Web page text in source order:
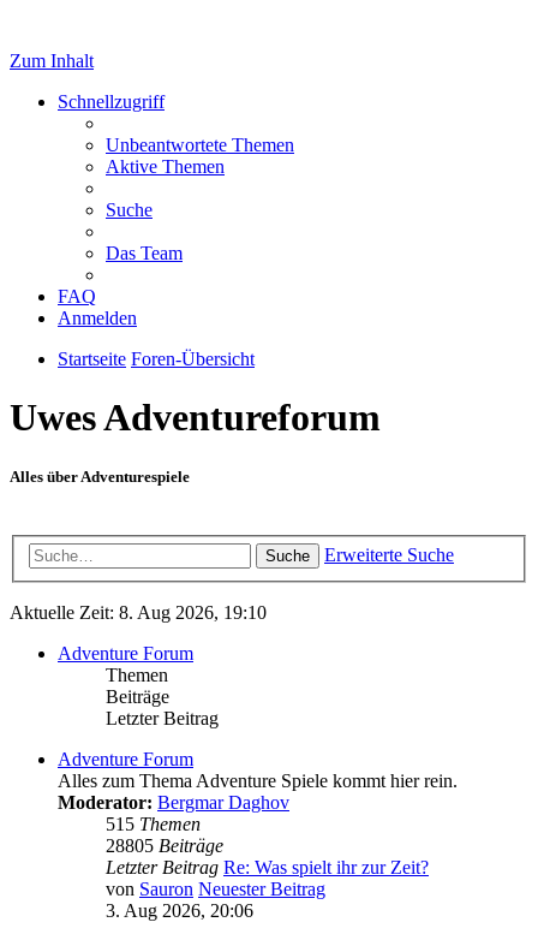
Zum Inhalt
Schnellzugriff
Unbeantwortete Themen
Aktive Themen
Suche
Das Team
FAQ
Anmelden
Startseite Foren-Übersicht
Uwes Adventureforum
Alles über Adventurespiele
Suche Erweiterte Suche
Aktuelle Zeit: 8. Aug 2026, 19:10
Adventure Forum
Themen
Beiträge
Letzter Beitrag
Adventure Forum
Alles zum Thema Adventure Spiele kommt hier rein.
Moderator: Bergmar Daghov
515 Themen
28805 Beiträge
Letzter Beitrag Re: Was spielt ihr zur Zeit?
von Sauron Neuester Beitrag
3. Aug 2026, 20:06